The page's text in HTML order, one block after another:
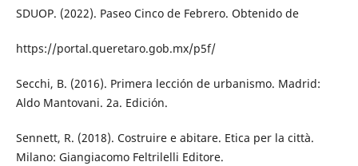
SDUOP. (2022). Paseo Cinco de Febrero. Obtenido de
https://portal.queretaro.gob.mx/p5f/
Secchi, B. (2016). Primera lección de urbanismo. Madrid:
Aldo Mantovani. 2a. Edición.
Sennett, R. (2018). Costruire e abitare. Etica per la città.
Milano: Giangiacomo Feltrilelli Editore.